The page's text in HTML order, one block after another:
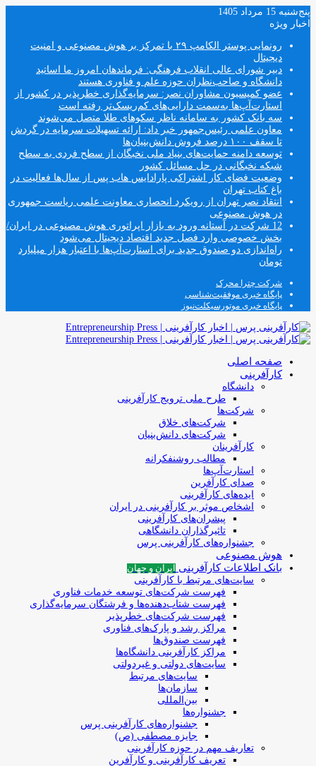
پنج‌شنبه 15 مرداد 1405
اخبار ویژه
رونمایی پوستر الکامپ ۲۹ با تمرکز بر هوش مصنوعی و امنیت
دیجیتال
دبیر شورای عالی انقلاب فرهنگی: فرماندهان امروز ما اساتید
دانشگاه و صاحب‌نظران حوزه علم و فناوری هستند
عضو کمیسیون مشاوران نصر: سرمایه‌گذاری خطرپذیر در کشور از
استارت‌آپ‌ها به‌سمت دارایی‌های کم‌ریسک‌تر رفته است
سه بانک کشور به سامانه ناظر سکوهای طلا متصل می‌شوند
معاون علمی رئیس‌جمهور خبر داد: ارائه تسهیلات سرمایه در گردش
تا سقف ۱۰۰ درصد فروش دانش‌بنیان‌ها
توسعه دامنه حمایت‌های بنیاد ملی نخبگان از سطح فردی به سطح
شبکه نخبگانی در حل مسائل کشور
وضعیت فضای کار اشتراکی پارادایس هاب پس از سال‌ها فعالیت در
باغ کتاب تهران
انتقاد نصر تهران از رویکرد انحصاری معاونت علمی ریاست جمهوری
در هوش مصنوعی
12 شرکت در آستانه ورود به بازار اپراتوری هوش مصنوعی در ایران/
بخش خصوصی وارد فصل جدید اقتصاد دیجیتال می‌شود
راه‌اندازی دو صندوق جدید برای استارت‌آپ‌ها با اعتبار هزار میلیارد
تومان
شرکت چترا محرک
پایگاه خبری موفقیت‌شناسی
پایگاه خبری موتورسیکلت‌نیوز
صفحه اصلی
کارآفرینی
دانشگاه
طرح ملی ترویج کارآفرینی
شرکت‌ها
شرکت‌های خلاق
شرکت‌های دانش‌بنیان
کارآفرینان
مطالب روشنفکرانه
استارت‌آپ‌ها
صدای کارآفرین
ایده‌های کارآفرینی
اشخاص موثر بر کارآفرینی در ایران
پیشران‌های کارآفرینی
تاثیرگذاران دانشگاهی
جشنواره‌های کارآفرینی‌ پرس
هوش مصنوعی
بانک اطلاعات کارآفرینی
ایران و جهان
سایت‌های مرتبط با کارآفرینی
فهرست شرکت‌های‌‌ توسعه‌ خدمات فناوری
فهرست شتاب‌دهنده‌ها‌ و فرشتگان‌ سرمایه‌گذاری
فهرست شرکت‌های خطرپذیر
مراکز رشد و پارک‌های فناوری
فهرست صندوق‌ها
مراکز کارآفرینی دانشگاه‌ها
سایت‌های دولتی و غیردولتی
سایت‌های مرتبط
سازمان‌ها
بین‌المللی
جشنواره‌ها
جشنواره‌های کارآفرینی‌ پرس
جایزه مصطفی (ص)
تعاریف مهم در حوزه کارآفرینی
تعریف کارآفرینی و کارآفرین